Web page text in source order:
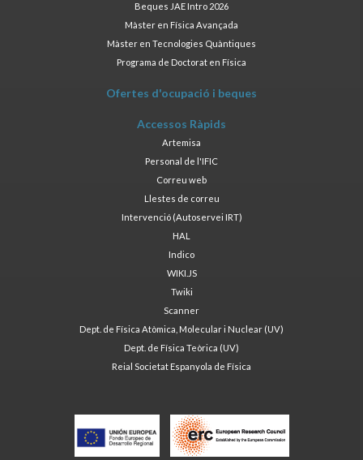
Beques JAE Intro 2026
Màster en Física Avançada
Màster en Tecnologies Quàntiques
Programa de Doctorat en Física
Ofertes d'ocupació i beques
Accessos Ràpids
Artemisa
Personal de l'IFIC
Correu web
Llestes de correu
Intervenció (Autoservei IRT)
HAL
Indico
WIKI.JS
Twiki
Scanner
Dept. de Física Atòmica, Molecular i Nuclear (UV)
Dept. de Física Teòrica (UV)
Reial Societat Espanyola de Física